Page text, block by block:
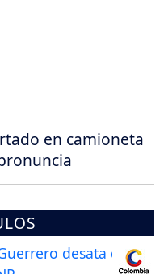
en camioneta